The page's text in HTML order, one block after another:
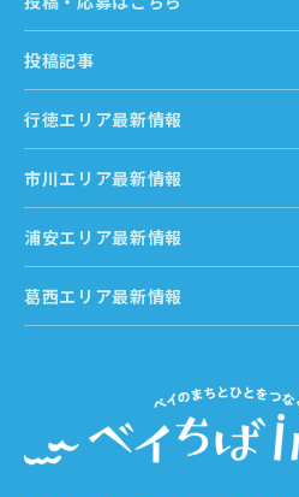
投稿記事
行徳エリア最新情報
市川エリア最新情報
浦安エリア最新情報
葛西エリア最新情報